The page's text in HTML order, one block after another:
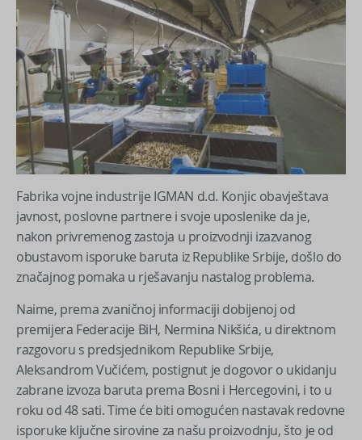
Fabrika vojne industrije IGMAN d.d. Konjic obavještava
javnost, poslovne partnere i svoje uposlenike da je,
nakon privremenog zastoja u proizvodnji izazvanog
obustavom isporuke baruta iz Republike Srbije, došlo do
značajnog pomaka u rješavanju nastalog problema.
Naime, prema zvaničnoj informaciji dobijenoj od
premijera Federacije BiH, Nermina Nikšića, u direktnom
razgovoru s predsjednikom Republike Srbije,
Aleksandrom Vučićem, postignut je dogovor o ukidanju
zabrane izvoza baruta prema Bosni i Hercegovini, i to u
roku od 48 sati. Time će biti omogućen nastavak redovne
isporuke ključne sirovine za našu proizvodnju, što je od